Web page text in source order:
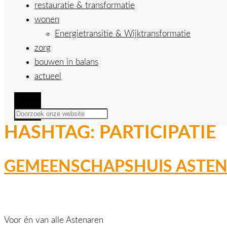
restauratie & transformatie
wonen
Energietransitie & Wijktransformatie
zorg
bouwen in balans
actueel
HASHTAG: PARTICIPATIE
GEMEENSCHAPSHUIS ASTEN
Voor én van alle Astenaren